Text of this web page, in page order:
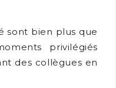
sont bien plus que
privilégiés
des collègues en